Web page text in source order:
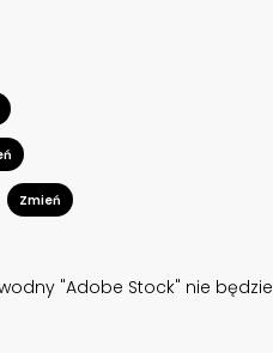
Zmień
"Adobe Stock" nie będzie